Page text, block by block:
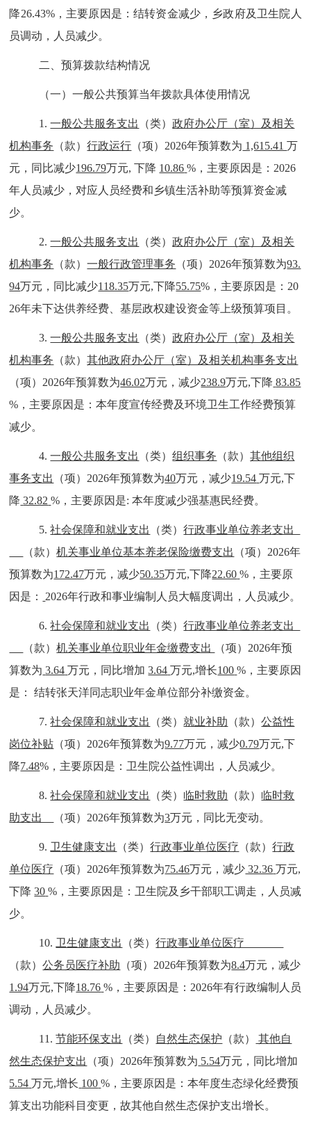
降26.43%，主要原因是：结转资金减少，乡政府及卫生院人
员调动，人员减少。
二、预算拨款结构情况
（一）一般公共预算当年拨款具体使用情况
1. 一般公共服务支出 （类）政府办公厅（室）及相关
机构事务 （款）行政运行 （项） 2026年预算数为 1,615.41万
元，同比减少196.79万元, 下降 10.86 % ，主要原因是： 2026
年人员减少，对应人员经费和乡镇生活补助等预算资金减
少。
2. 一般公共服务支出 （类）政府办公厅（室）及相关
机构事务 （款）一般行政管理事务 （项） 2026年预算数为93.
94万元，同比减少118.35万元,下降55.75% ，主要原因是： 20
26年未下达供养经费、基层政权建设资金等上级预算项目 。
3. 一般公共服务支出 （类）政府办公厅（室）及相关
机构事务 （款）其他政府办公厅（室）及相关机构事务支出
（项） 2026年预算数为46.02万元，减少238.9万元,下降 83.85
% ，主要原因是：本年度宣传经费及环境卫生工作经费预算
减少。
4. 一般公共服务支出 （类）组织事务 （款）其他组织
事务支出
（项） 2026年预算数为40万元，减少19.54 万元,下
降 32.82 % ，主要原因 是: 本年度减少强基惠民经费。
5. 社会保障和就业支出 （类）行政事业单位养老支出
（款）机关事业单位基本养老保险缴费支出 （项） 2026年
预算数为172.47万元，减少50.35万元,下降22.60 % ，主要原
因是：
2026年行政和事业编制人员大幅度调出，人员减少。
6. 社会保障和就业支出 （类）行政事业单位养老支出
（款）机关事业单位职业年金缴费支出 （项） 2026年预
算数为 3.64 万元，同比增加 3.64 万元,增长100 % ，主要原因
是：结转张天洋同志职业年金单位部分补缴资金。
7. 社会保障和就业支出 （类） 就业补助 （款）公益性
岗位补贴 （项） 2026年预算数为9.77万元，减少0.79万元,下
降7.48% ，主要原因是： 卫生院公益性调出，人员减少。
8. 社会保障和就业支出 （类） 临时救助 （款） 临时救
助支出
（项） 2026年预算数为3万元，同比无变动。
9. 卫生健康支出 （类）行政事业单位医疗 （款）行政
单位医疗 （项） 2026年预算数为75.46万元 ，减少 32.36 万元,
下降 30 % ，主要原因是： 卫生院及乡干部职工调走，人员减
少。
10. 卫生健康支出 （类）行政事业单位医疗
（款）公务员医疗补助 （项） 2026年预算数为8.4万元，减少
1.94万元,下降18.76 % ，主要原因是： 2026年有行政编制人员
调动，人员减少。
11 . 节能环保支出 （类） 自然生态保护 （款）
其他自
然生态保护支出
（项） 2026年预算数为 5.54万元，同比增加
5.54 万元,增长 100 % ，主要原因是：本年度生态绿化经费预
算支出功能科目变更，故其他自然生态保护支出增长。